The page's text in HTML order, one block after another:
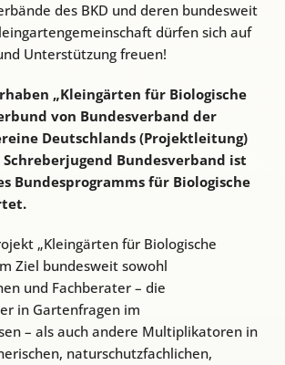
des BKD und deren bundesweit
dürfen sich auf
Unterstützung freuen!
„Kleingärten für Biologische
von Bundesverband der
Deutschlands (Projektleitung)
Bundesverband ist
Bundesprogramms für Biologische
„Kleingärten für Biologische
Ziel bundesweit sowohl
und Fachberater – die
in Gartenfragen im
– als auch andere Multiplikatoren in
naturschutzfachlichen,